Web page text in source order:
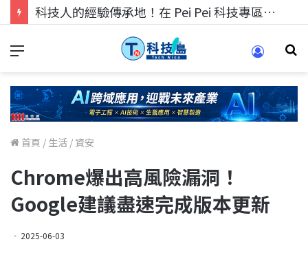
科技人的經驗傳承地！在 Pei Pei 科技專區，與學弟妹交流最硬核的技術
首頁 / 生活 / 資安
Chrome爆出高風險漏洞！
Google建議盡速完成版本更新
2025-06-03